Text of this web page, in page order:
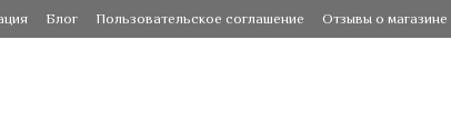
Блог Пользовательское соглашение Отзывы о магазине